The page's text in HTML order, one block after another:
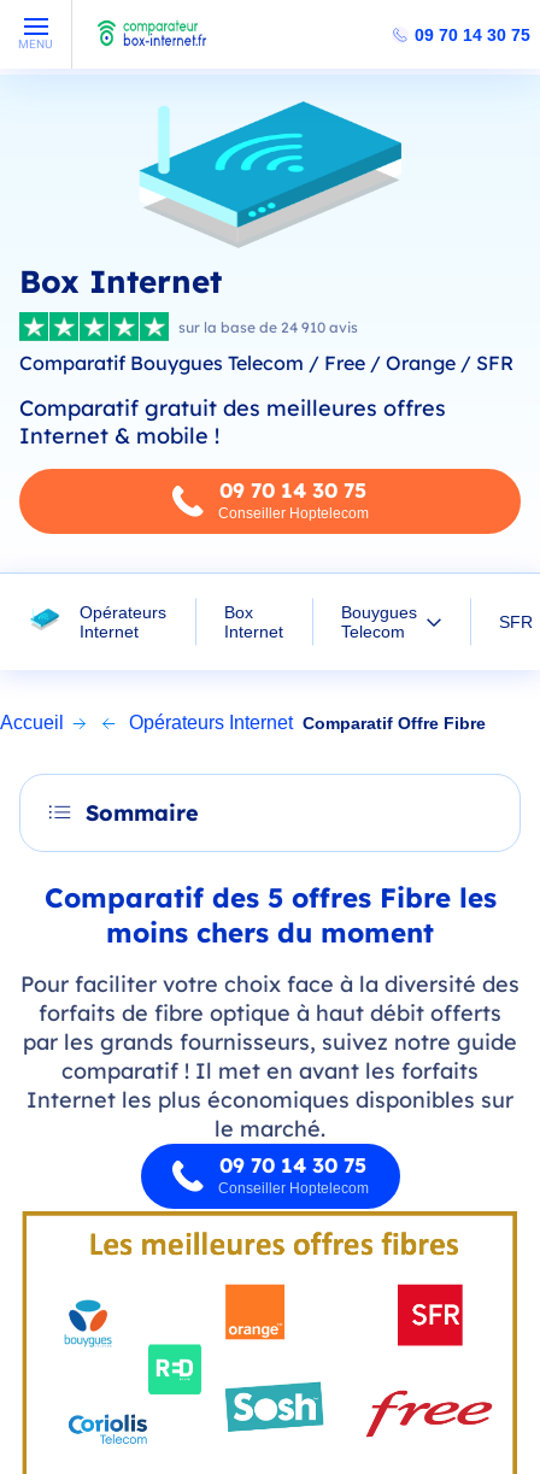
MENU 09 70 14 30 75
Box Internet
sur la base de 24 910 avis
Comparatif Bouygues Telecom / Free / Orange / SFR
Comparatif gratuit des meilleures offres
Internet & mobile !
09 70 14 30 75
Conseiller Hoptelecom
Opérateurs
Internet
Box
Internet
Bouygues
Telecom
SFR
Accueil Opérateurs Internet Comparatif Offre Fibre
Sommaire
Comparatif des 5 offres Fibre les
moins chers du moment
Pour faciliter votre choix face à la diversité des
forfaits de fibre optique à haut débit offerts
par les grands fournisseurs, suivez notre guide
comparatif ! Il met en avant les forfaits
Internet les plus économiques disponibles sur
le marché.
09 70 14 30 75
Conseiller Hoptelecom